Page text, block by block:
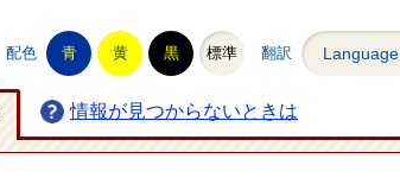
配色 青 黄 黒 標準 翻訳 Language
情報が見つからないときは